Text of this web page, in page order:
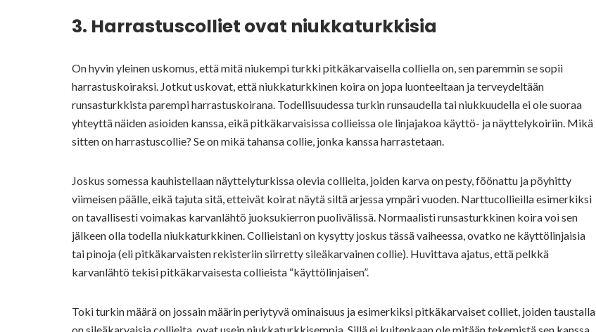
3. Harrastuscolliet ovat niukkaturkkisia
On hyvin yleinen uskomus, että mitä niukempi turkki pitkäkarvaisella colliella on, sen paremmin se sopii
harrastuskoiraksi. Jotkut uskovat, että niukkaturkkinen koira on jopa luonteeltaan ja terveydeltään
runsasturkkista parempi harrastuskoirana. Todellisuudessa turkin runsaudella tai niukkuudella ei ole suoraa
yhteyttä näiden asioiden kanssa, eikä pitkäkarvaisissa collieissa ole linjajakoa käyttö- ja näyttelykoiriin. Mikä
sitten on harrastuscollie? Se on mikä tahansa collie, jonka kanssa harrastetaan.
Joskus somessa kauhistellaan näyttelyturkissa olevia collieita, joiden karva on pesty, föönattu ja pöyhitty
viimeisen päälle, eikä tajuta sitä, etteivät koirat näytä siltä arjessa ympäri vuoden. Narttucollieilla esimerkiksi
on tavallisesti voimakas karvanlähtö juoksukierron puolivälissä. Normaalisti runsasturkkinen koira voi sen
jälkeen olla todella niukkaturkkinen. Collieistani on kysytty joskus tässä vaiheessa, ovatko ne käyttölinjaisia
tai pinoja (eli pitkäkarvaisten rekisteriin siirretty sileäkarvainen collie). Huvittava ajatus, että pelkkä
karvanlähtö tekisi pitkäkarvaisesta collieista “käyttölinjaisen”.
Toki turkin määrä on jossain määrin periytyvä ominaisuus ja esimerkiksi pitkäkarvaiset colliet, joiden taustalla